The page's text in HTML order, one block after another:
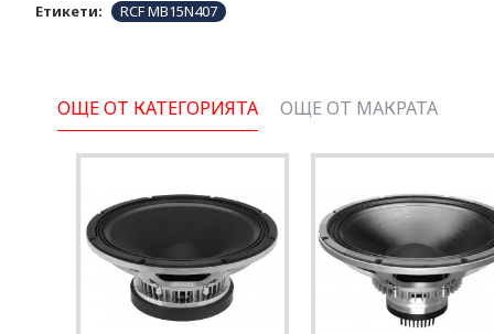
Етикети: RCF MB15N407
ОЩЕ ОТ КАТЕГОРИЯТА ОЩЕ ОТ МАКРАТА